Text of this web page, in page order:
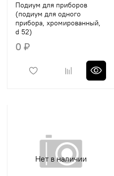
Подиум для приборов
(подиум для одного
прибора, хромированный,
d 52)
0 ₽
Нет в наличии